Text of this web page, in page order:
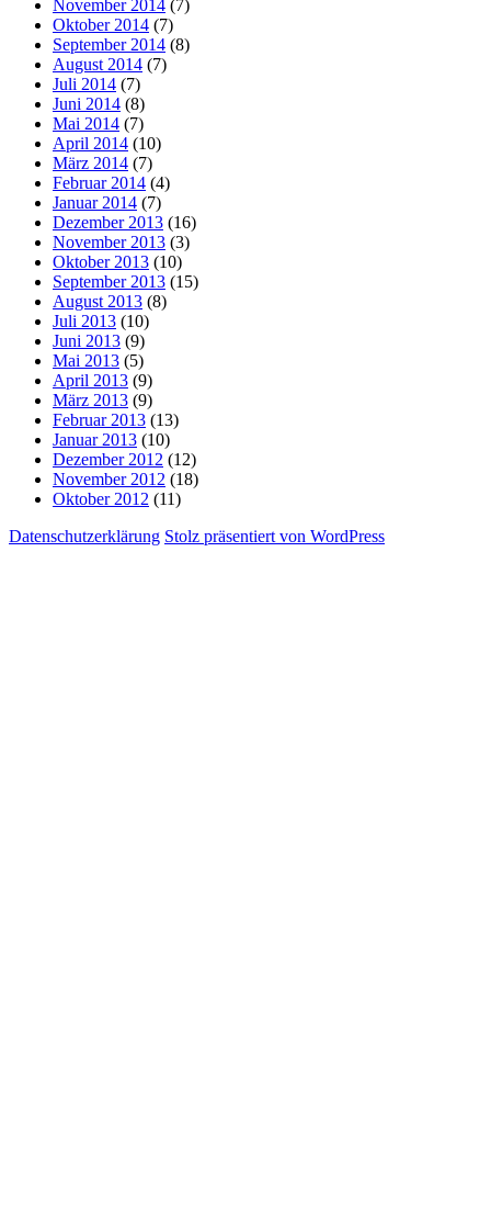
November 2014 (7)
Oktober 2014 (7)
September 2014 (8)
August 2014 (7)
Juli 2014 (7)
Juni 2014 (8)
Mai 2014 (7)
April 2014 (10)
März 2014 (7)
Februar 2014 (4)
Januar 2014 (7)
Dezember 2013 (16)
November 2013 (3)
Oktober 2013 (10)
September 2013 (15)
August 2013 (8)
Juli 2013 (10)
Juni 2013 (9)
Mai 2013 (5)
April 2013 (9)
März 2013 (9)
Februar 2013 (13)
Januar 2013 (10)
Dezember 2012 (12)
November 2012 (18)
Oktober 2012 (11)
Datenschutzerklärung Stolz präsentiert von WordPress